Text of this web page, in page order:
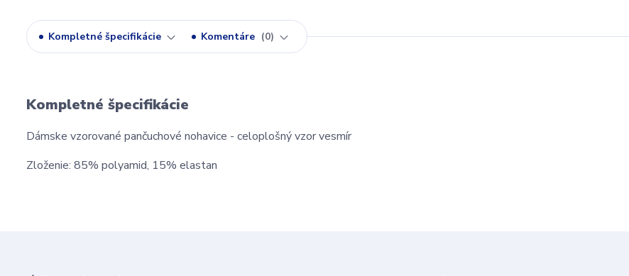
Kompletné špecifikácie Komentáre 0
Kompletné špecifikácie
Dámske vzorované pančuchové nohavice - celoplošný vzor vesmír
Zloženie: 85% polyamid, 15% elastan